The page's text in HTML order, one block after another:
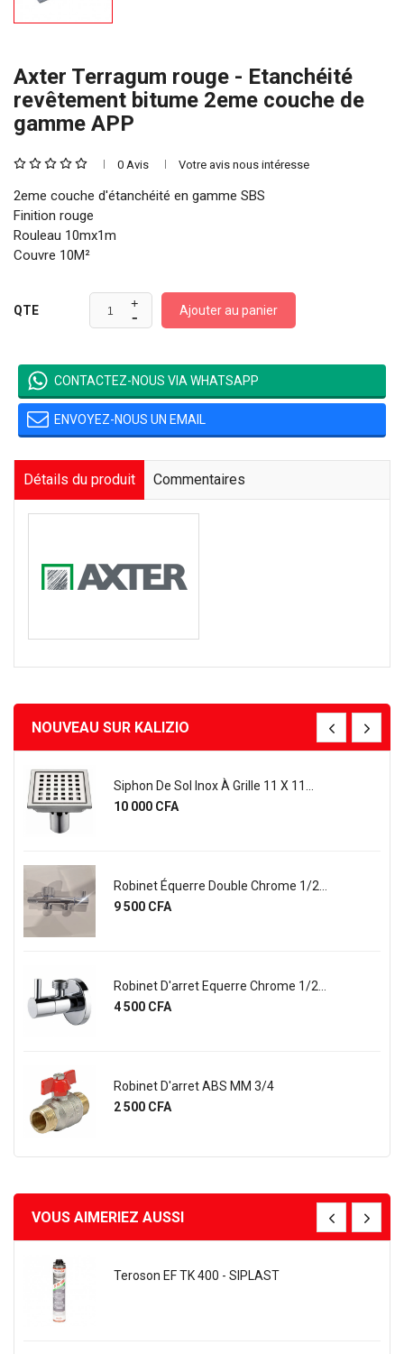
Axter Terragum rouge - Etanchéité
revêtement bitume 2eme couche de
gamme APP
0 Avis Votre avis nous intéresse
2eme couche d'étanchéité en gamme SBS
Finition rouge
Rouleau 10mx1m
Couvre 10M²
QTE Ajouter au panier
CONTACTEZ-NOUS VIA WHATSAPP
ENVOYEZ-NOUS UN EMAIL
Détails du produit Commentaires
NOUVEAU SUR KALIZIO
Siphon De Sol Inox À Grille 11 X 11...
Prix
10 000 CFA
Robinet Équerre Double Chrome 1/2...
Prix
9 500 CFA
Robinet D'arret Equerre Chrome 1/2...
Prix
4 500 CFA
Robinet D'arret ABS MM 3/4
Prix
2 500 CFA
VOUS AIMERIEZ AUSSI
Teroson EF TK 400 - SIPLAST